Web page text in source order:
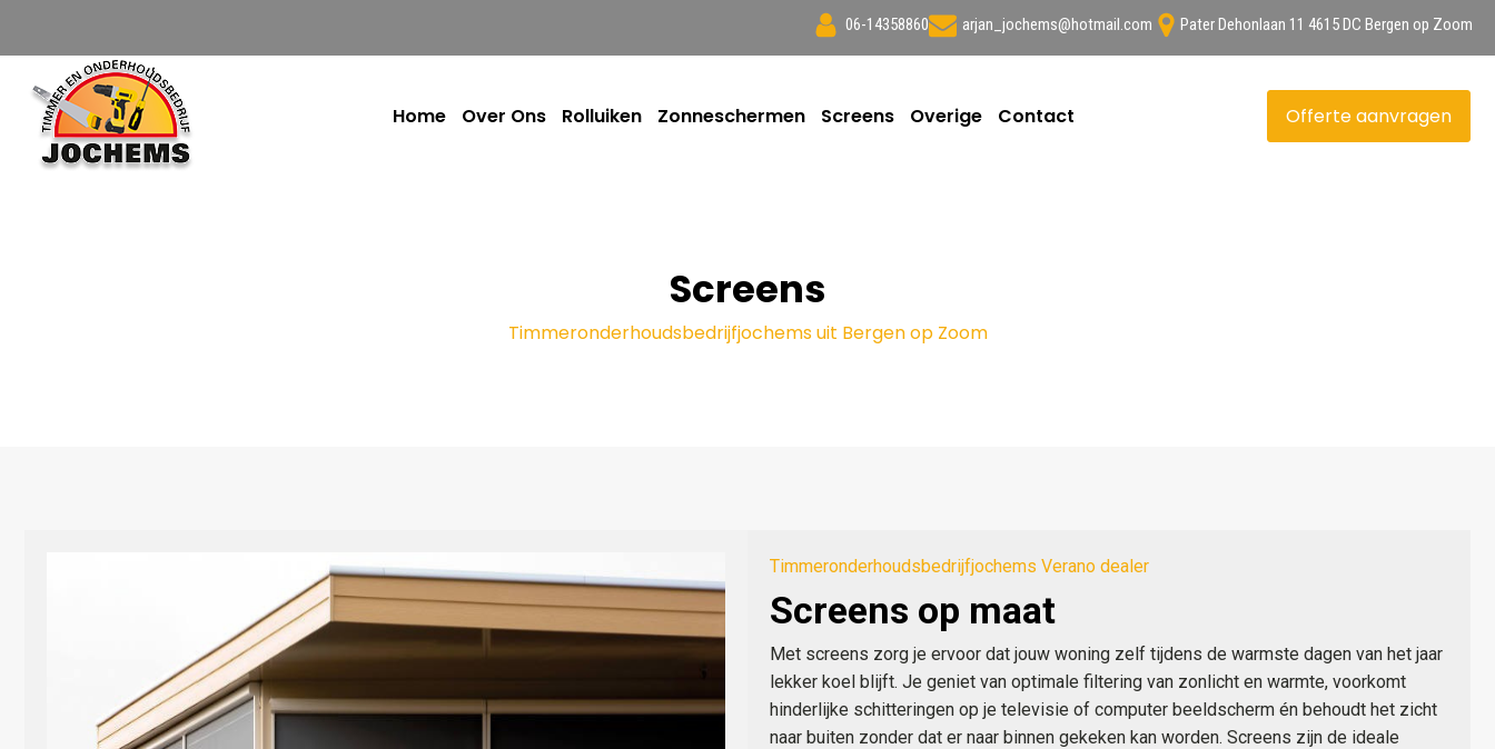
06-14358860 arjan_jochems@hotmail.com Pater Dehonlaan 11 4615 DC Bergen op Zoom
Home Over Ons Rolluiken Zonneschermen Screens Overige Contact Offerte aanvragen
Screens
Timmeronderhoudsbedrijfjochems uit Bergen op Zoom
Timmeronderhoudsbedrijfjochems Verano dealer
Screens op maat
Met screens zorg je ervoor dat jouw woning zelf tijdens de warmste dagen van het jaar
lekker koel blijft. Je geniet van optimale filtering van zonlicht en warmte, voorkomt
hinderlijke schitteringen op je televisie of computer beeldscherm én behoudt het zicht
naar buiten zonder dat er naar binnen gekeken kan worden. Screens zijn de ideale